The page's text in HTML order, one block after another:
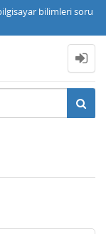
bilimleri soru